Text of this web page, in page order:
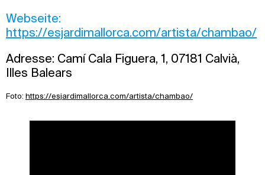
Webseite:
https://esjardimallorca.com/artista/chambao/
Adresse: Camí Cala Figuera, 1, 07181 Calvià,
Illes Balears
Foto: https://esjardimallorca.com/artista/chambao/